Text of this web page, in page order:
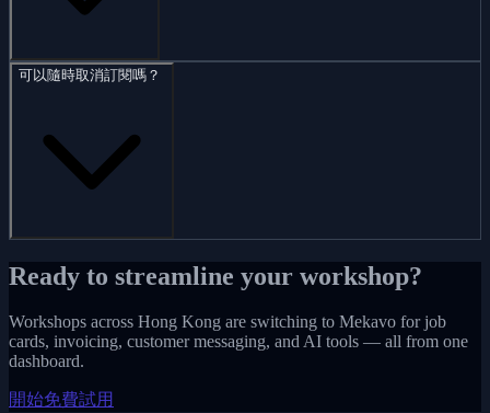
可以隨時取消訂閱嗎？
Ready to streamline your workshop?
Workshops across Hong Kong are switching to Mekavo for job
cards, invoicing, customer messaging, and AI tools — all from one
dashboard.
開始免費試用